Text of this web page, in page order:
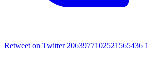
Retweet on Twitter 2063977102521565436 1